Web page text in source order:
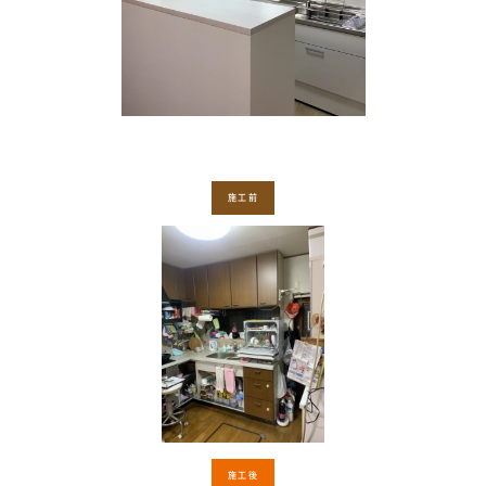
施工前
施工後